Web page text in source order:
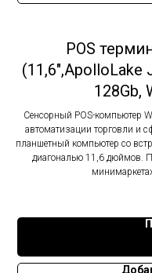
POS
(11,6",ApolloLake
128Gb,
Сенсорный POS-компьютер
автоматизации торговли и
планшетный компьютер со
диагональю 11,6 дюймов.